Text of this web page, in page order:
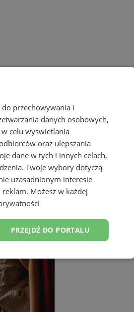
przechowywania i
danych osobowych,
celu wyświetlania
oraz ulepszania
dane w tych i innych celach,
Twoje wybory dotyczą
uzasadnionym interesie
reklam. Możesz w każdej
PRZEJDŹ DO PORTALU
Niesklasyfikowane